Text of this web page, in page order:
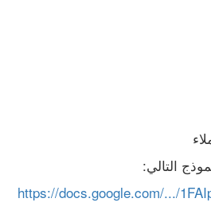
التالي:
https://docs.google.com/.../